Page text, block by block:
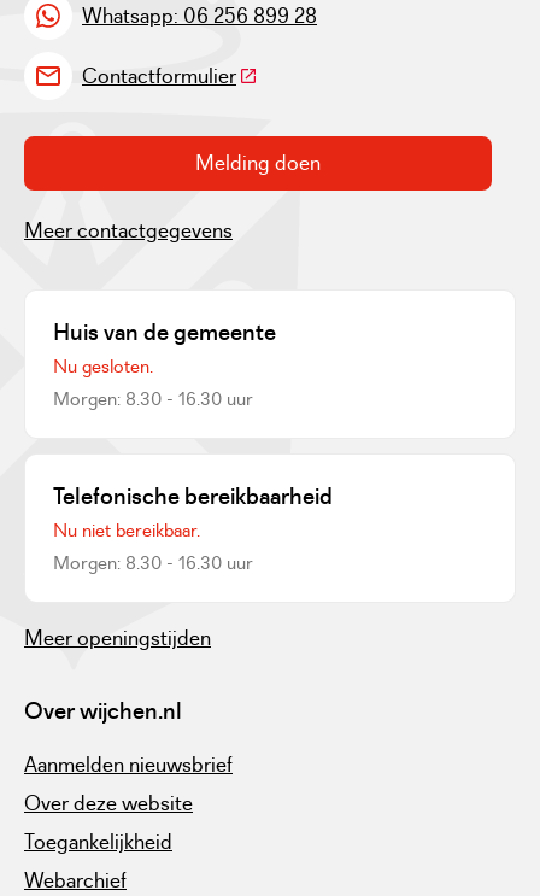
Whatsapp: 06 256 899 28
Contactformulier(Deze link gaat naar een externe
Melding doen
Meer contactgegevens
Huis van de gemeente
Nu gesloten.
Morgen: 8.30 - 16.30 uur
Telefonische bereikbaarheid
Nu niet bereikbaar.
Morgen: 8.30 - 16.30 uur
Meer openingstijden
Over wijchen.nl
Aanmelden nieuwsbrief
Over deze website
Toegankelijkheid
Webarchief